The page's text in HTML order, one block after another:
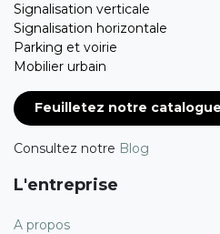
Signalisation verticale
Signalisation horizontale
Parking et voirie
Mobilier urbain
Feuilletez notre catalogue
Consultez notre Blog
L'entreprise
A propos